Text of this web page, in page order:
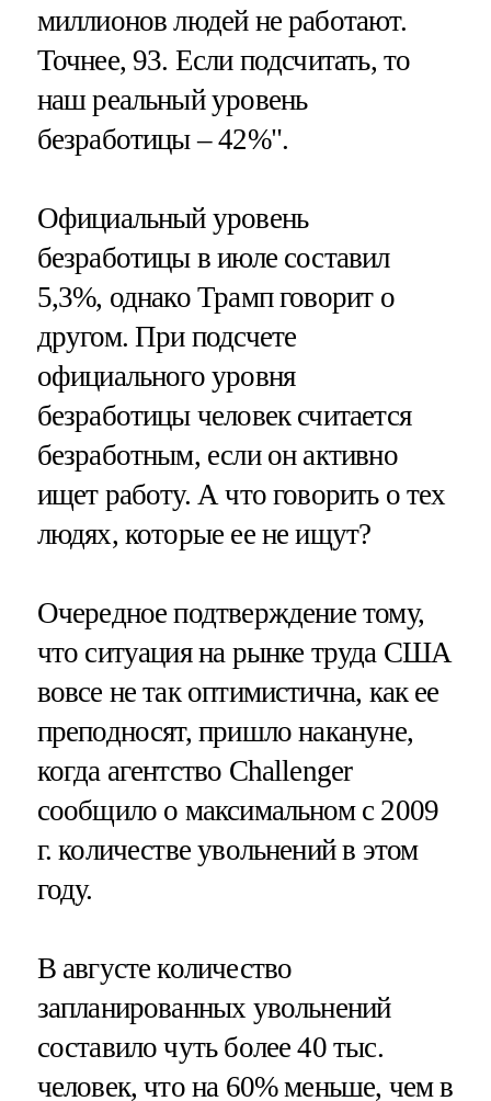
миллионов людей не работают.
Точнее, 93. Если подсчитать, то
наш реальный уровень
безработицы – 42%".
Официальный уровень
безработицы в июле составил
5,3%, однако Трамп говорит о
другом. При подсчете
официального уровня
безработицы человек считается
безработным, если он активно
ищет работу. А что говорить о тех
людях, которые ее не ищут?
Очередное подтверждение тому,
что ситуация на рынке труда США
вовсе не так оптимистична, как ее
преподносят, пришло накануне,
когда агентство Challenger
сообщило о максимальном с 2009
г. количестве увольнений в этом
году.
В августе количество
запланированных увольнений
составило чуть более 40 тыс.
человек, что на 60% меньше, чем в